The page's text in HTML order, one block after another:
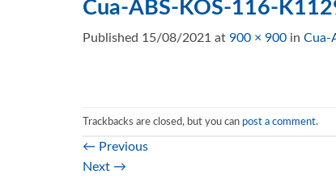
Cua-ABS-KOS-116-
Published 15/08/2021 at 900 × 900 in Cua-
Trackbacks are closed, but you can post a comment.
← Previous
Next →